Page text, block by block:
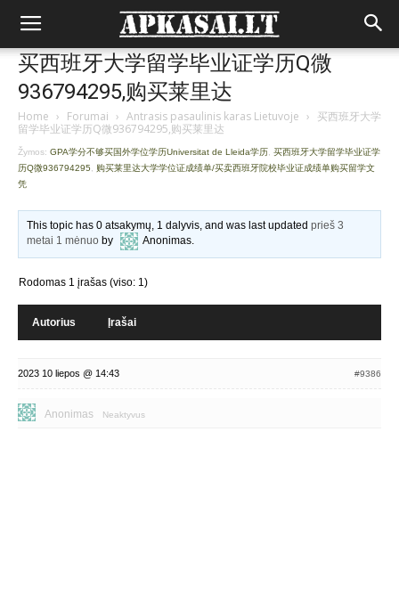
买西班牙大学留学毕业证学历Q微
936794295,购买莱里达
Home › Forumai › Antrasis pasaulinis karas Lietuvoje › 买西班牙大学
留学毕业证学历Q微936794295,购买莱里达
Žymos: GPA学分不够买国外学位学历Universitat de Lleida学历 买西班牙大学留学毕业证学
历Q微936794295
购买莱里达大学学位证成绩单/买卖西班牙院校毕业证成绩单购买留学文
凭
This topic has 0 atsakymų, 1 dalyvis, and was last updatedprieš 3
metai 1 mėnuo by Anonimas.
Rodomas 1 įrašas (viso: 1)
Autorius Įrašai
2023 10 liepos @ 14:43 #9386
Anonimas Neaktyvus